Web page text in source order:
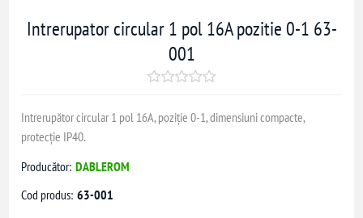
Intrerupator circular 1 pol 16A pozitie 0-1 63-
001
Intrerupător circular 1 pol 16A, poziție 0-1, dimensiuni compacte,
protecție IP40.
Producător: DABLEROM
Cod produs: 63-001